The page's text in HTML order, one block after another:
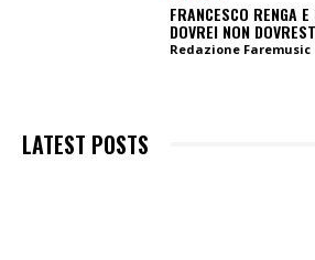
FRANCESCO RENGA
DOVREI NON
Redazione Faremusic
LATEST POSTS